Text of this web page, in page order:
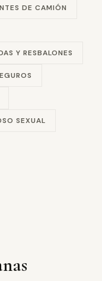
DE CAMIÓN
Y RESBALONES
SEXUAL